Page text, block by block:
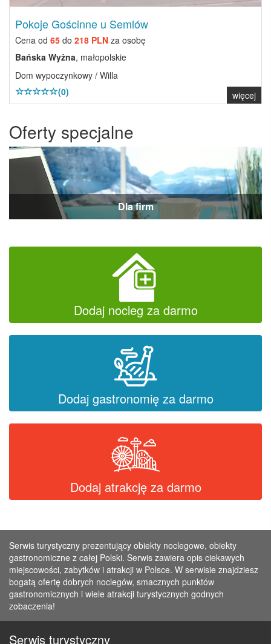
Pokoje Gościnne u Semlów
Cena od 65 do 218 PLN za osobę
Bańska Wyżna, małopolskie
Dom wypoczynkowy / Willa
(0)
więcej
Oferty specjalne
Dla firm
Dodaj nocleg za darmo
Dodaj gastronomię za darmo
Dodaj atrakcję za darmo
Serwis turystyczny prezentujący obiekty noclegowe, obiekty
gastronomiczne z całej Polski. Serwis zawiera opis ciekawych
miejscowości, zabytków i atrakcji w Polsce. W serwisie znajdziesz
bogatą ofertę dobrych noclegów, smacznych punktów
gastronomicznych i wiele atrakcji turystycznych godnych
zobaczenia!
Serwis turystyczny